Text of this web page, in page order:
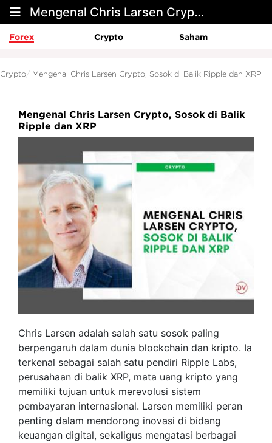
Mengenal Chris Larsen Crypto, Sosok di Balik Ripple dan XRP
Forex Crypto Saham
Crypto Mengenal Chris Larsen Crypto, Sosok di Balik Ripple dan XRP
Mengenal Chris Larsen Crypto, Sosok di Balik
Ripple dan XRP
Chris Larsen adalah salah satu sosok paling
berpengaruh dalam dunia blockchain dan kripto. Ia
terkenal sebagai salah satu pendiri Ripple Labs,
perusahaan di balik XRP, mata uang kripto yang
memiliki tujuan untuk merevolusi sistem
pembayaran internasional. Larsen memiliki peran
penting dalam mendorong inovasi di bidang
keuangan digital, sekaligus mengatasi berbagai